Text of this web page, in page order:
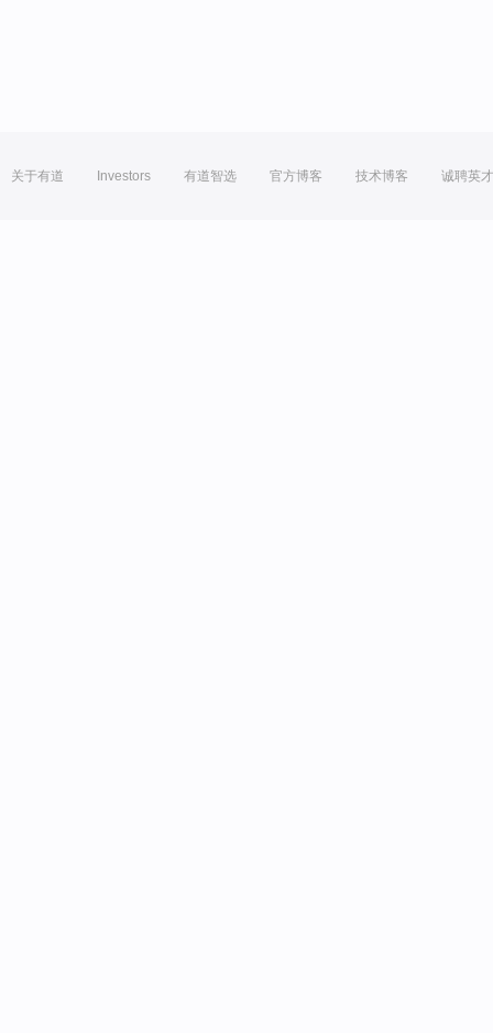
关于有道 Investors 有道智选 官方博客 技术博客 诚聘英才